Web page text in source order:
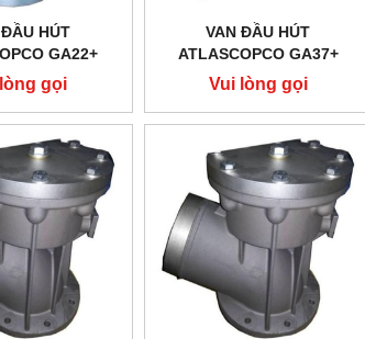
HÚT
GA22+
gọi
VAN ĐẦU HÚT
ATLASCOPCO GA37+
Vui lòng gọi